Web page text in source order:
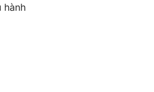
hành